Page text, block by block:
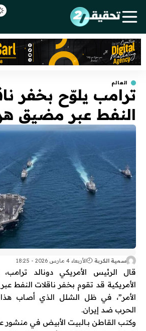
العالم
ترامب يلوّح بخفر
النفط عبر مضيق
سمية الكربة الأربعاء 4 مارس 2026 - 18:25
قال الرئيس الأمريكيدونالد ترامب،
الأمريكية قد تقوم بخفر ناقلات النفط عبر
الأمر”، في ظل الشلل الذي أصاب هذا
الحرب ضد إيران.
وكتب القاطن بـالبيت الأبيض في منشور